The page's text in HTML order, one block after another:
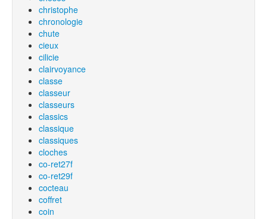
christophe
chronologie
chute
cieux
cilicie
clairvoyance
classe
classeur
classeurs
classics
classique
classiques
cloches
co-ret27f
co-ret29f
cocteau
coffret
coin